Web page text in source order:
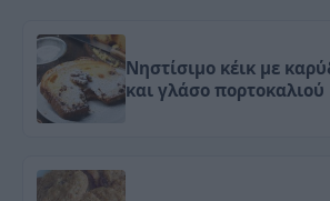
Νηστίσιμο κέικ με
και γλάσο πορτοκαλιού